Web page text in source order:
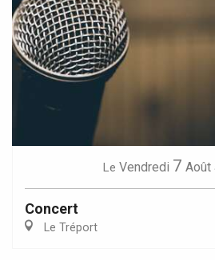
Le Vendredi 7 Août
Concert
Le Tréport